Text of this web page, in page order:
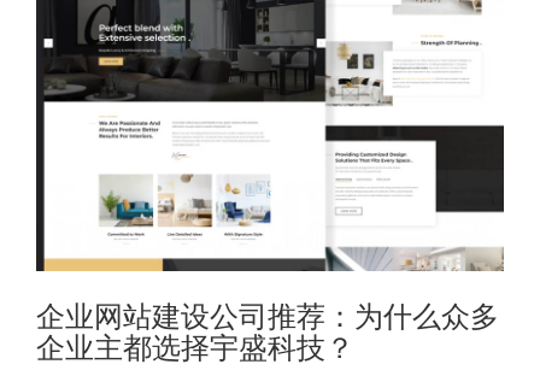
企业网站建设公司推荐：为什么众多
企业主都选择宇盛科技？